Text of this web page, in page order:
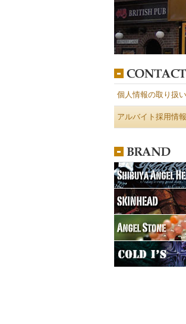
個人情報の取り扱
アルバイト採用情報